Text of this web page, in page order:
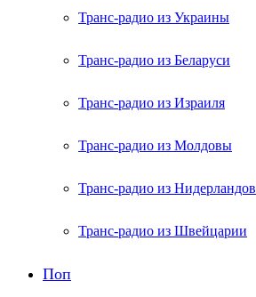
Транс-радио из Украины
Транс-радио из Беларуси
Транс-радио из Израиля
Транс-радио из Молдовы
Транс-радио из Нидерландов
Транс-радио из Швейцарии
Поп